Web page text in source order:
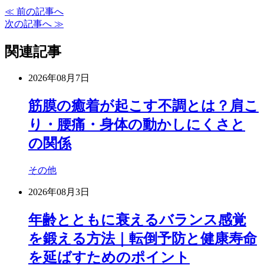
≪ 前の記事へ
次の記事へ ≫
関連記事
2026年08月7日
筋膜の癒着が起こす不調とは？肩こ
り・腰痛・身体の動かしにくさと
の関係
その他
2026年08月3日
年齢とともに衰えるバランス感覚
を鍛える方法｜転倒予防と健康寿命
を延ばすためのポイント